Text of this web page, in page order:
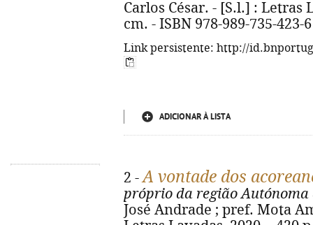
Carlos César. - [S.l.] : Letras
cm. - ISBN 978-989-735-423-6
Link persistente: http://
ADICIONAR À LISTA
2 -A vontade dos
próprio da região Autónoma
José Andrade ; pref. Mota